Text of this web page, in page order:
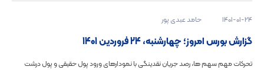
1401-01-24 حامد عبدی پور
گزارش بورس امروز؛ چهارشنبه، 24 فروردین 1401
تحرکات مهم سهم ها، رصد جریان نقدینگی با نمودارهای ورود پول حقیقی و پول درشت